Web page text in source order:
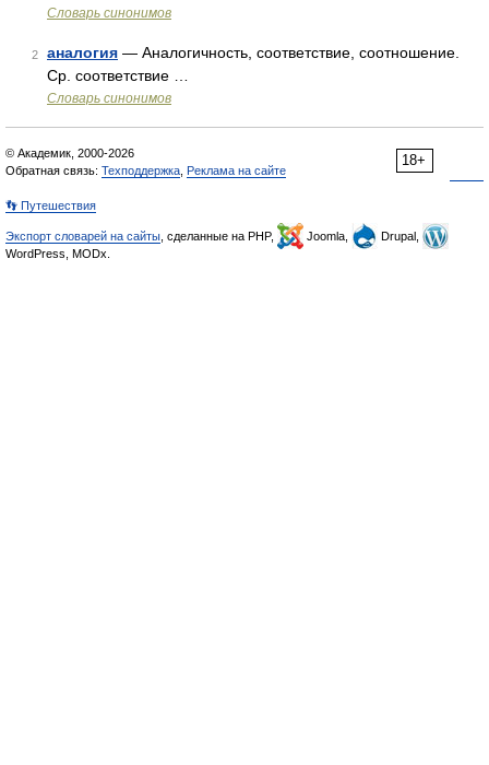
Словарь синонимов
2 аналогия — Аналогичность, соответствие, соотношение.
Ср. соответствие …
Словарь синонимов
18+
© Академик, 2000-2026
Обратная связь: Техподдержка Реклама на сайте
👣 Путешествия
Экспорт словарей на сайты , сделанные на PHP, Joomla,
Drupal,
WordPress, MODx.